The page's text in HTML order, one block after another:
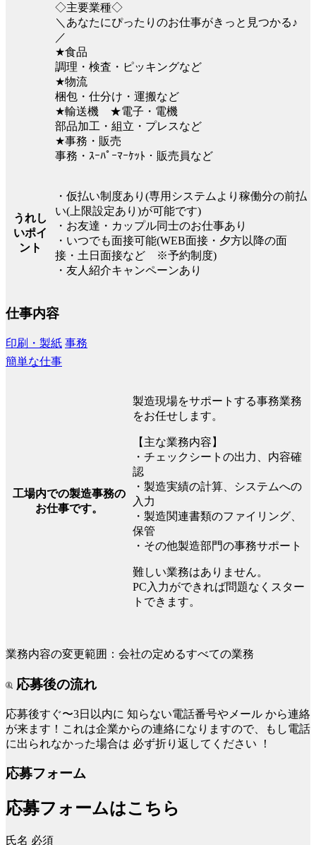
◇主要業種◇
＼あなたにぴったりのお仕事がきっと見つかる♪
／
★食品
調理・検査・ピッキングなど
★物流
梱包・仕分け・運搬など
★輸送機 ★電子・電機
部品加工・組立・プレスなど
★事務・販売
事務・ｽｰﾊﾟｰﾏｰｹｯﾄ・販売員など
うれし
いポイ
ント
・仮払い制度あり(専用システムより稼働分の前払
い(上限設定あり)が可能です)
・お友達・カップル同士のお仕事あり
・いつでも面接可能(WEB面接・夕方以降の面
接・土日面接など ※予約制度)
・友人紹介キャンペーンあり
仕事内容
印刷・製紙 事務
簡単な仕事
工場内での製造事務の
お仕事です。
製造現場をサポートする事務業務
をお任せします。
【主な業務内容】
・チェックシートの出力、内容確
認
・製造実績の計算、システムへの
入力
・製造関連書類のファイリング、
保管
・その他製造部門の事務サポート
難しい業務はありません。
PC入力ができれば問題なくスター
トできます。
業務内容の変更範囲：会社の定めるすべての業務
応募後の流れ
応募後すぐ〜3日以内に 知らない電話番号やメール から連絡
が来ます！これは企業からの連絡になりますので、もし電話
に出られなかった場合は 必ず折り返してください ！
応募フォーム
応募フォームはこちら
氏名 必須